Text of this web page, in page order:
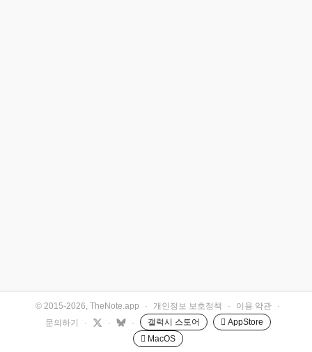
© 2015-2026, TheNote.app · 개인정보 보호정책 · 이용 약관
·
문의하기
· · · 갤럭시 스토어
 AppStore
 MacOS